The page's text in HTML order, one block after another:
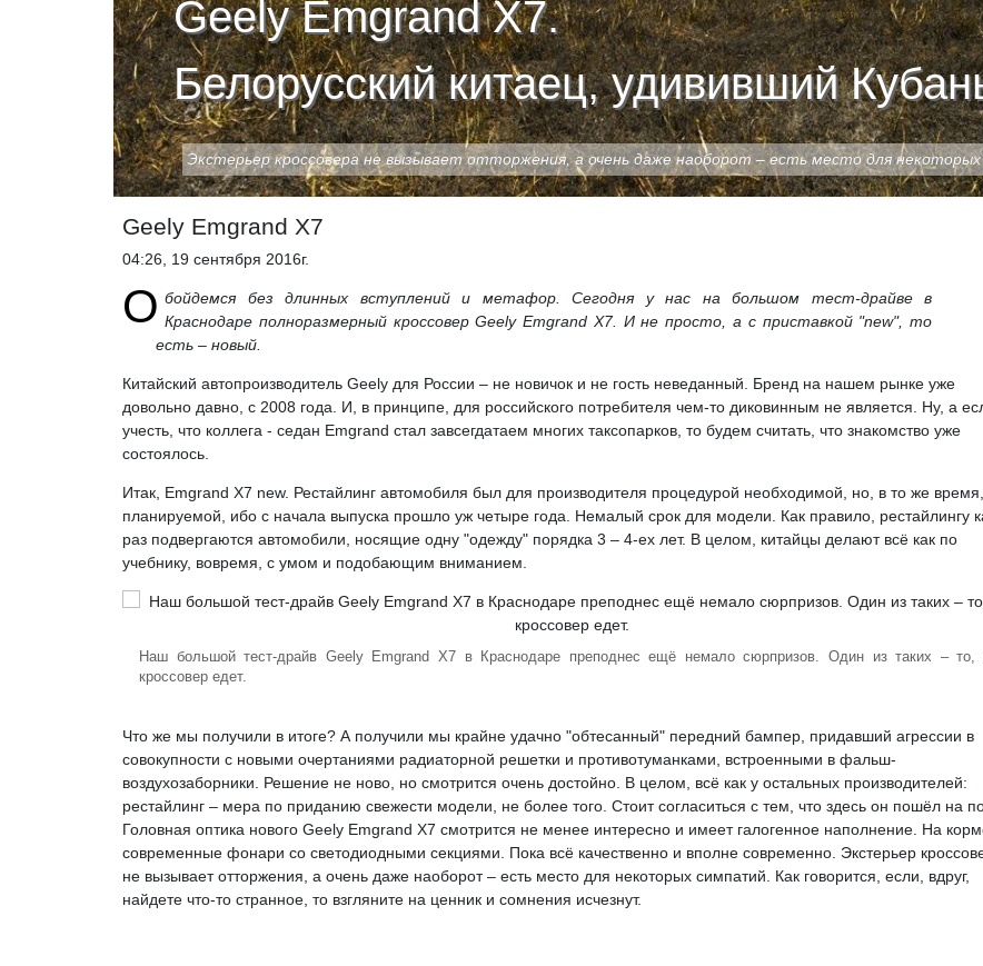
Geely Emgrand X7.
Белорусский китаец, удививший
Экстерьер кроссовера не вызывает отторжения, а очень даже наоборот – есть место для
Geely Emgrand X7
04:26, 19 сентября 2016г.
О бойдемся без длинных вступлений и метафор. Сегодня у нас на большом тест-драйве в
Краснодаре полноразмерный кроссовер Geely Emgrand X7. И не просто, а с приставкой "new", то
есть – новый.
Китайский автопроизводитель Geely для России – не новичок и не гость неведанный. Бренд на нашем рынке уже
довольно давно, с 2008 года. И, в принципе, для российского потребителя чем-то диковинным не является. Ну, а
учесть, что коллега - седан Emgrand стал завсегдатаем многих таксопарков, то будем считать, что знакомство уже
состоялось.
Итак, Emgrand X7 new. Рестайлинг автомобиля был для производителя процедурой необходимой, но, в то же время,
планируемой, ибо с начала выпуска прошло уж четыре года. Немалый срок для модели. Как правило, рестайлингу
раз подвергаются автомобили, носящие одну "одежду" порядка 3 – 4-ех лет. В целом, китайцы делают всё как по
учебнику, вовремя, с умом и подобающим вниманием.
Наш большой тест-драйв Geely Emgrand X7 в Краснодаре преподнес ещё немало сюрпризов. Один из таких – то,
кроссовер едет.
Что же мы получили в итоге? А получили мы крайне удачно "обтесанный" передний бампер, придавший агрессии в
совокупности с новыми очертаниями радиаторной решетки и противотуманками, встроенными в фальш-
воздухозаборники. Решение не ново, но смотрится очень достойно. В целом, всё как у остальных производителей:
рестайлинг – мера по приданию свежести модели, не более того. Стоит согласиться с тем, что здесь он пошёл на
Головная оптика нового Geely Emgrand X7 смотрится не менее интересно и имеет галогенное наполнение. На
современные фонари со светодиодными секциями. Пока всё качественно и вполне современно. Экстерьер
не вызывает отторжения, а очень даже наоборот – есть место для некоторых симпатий. Как говорится, если, вдруг,
найдете что-то странное, то взгляните на ценник и сомнения исчезнут.